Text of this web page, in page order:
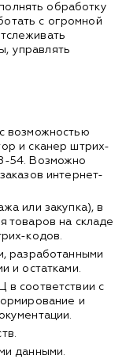
обработку
с огромной
управлять
возможностью
и сканер штрих-
54. Возможно
интернет-
или закупка), в
товаров на складе
кодов.
разработанными
и остатками.
в соответствии с
и
данными.